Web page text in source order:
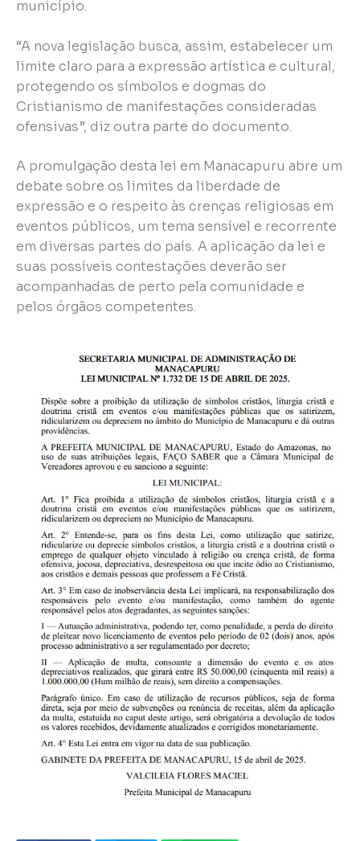
município.
“A nova legislação busca, assim, estabelecer um
limite claro para a expressão artística e cultural,
protegendo os símbolos e dogmas do
Cristianismo de manifestações consideradas
ofensivas”, diz outra parte do documento.
A promulgação desta lei em Manacapuru abre um
debate sobre os limites da liberdade de
expressão e o respeito às crenças religiosas em
eventos públicos, um tema sensível e recorrente
em diversas partes do país. A aplicação da lei e
suas possíveis contestações deverão ser
acompanhadas de perto pela comunidade e
pelos órgãos competentes.